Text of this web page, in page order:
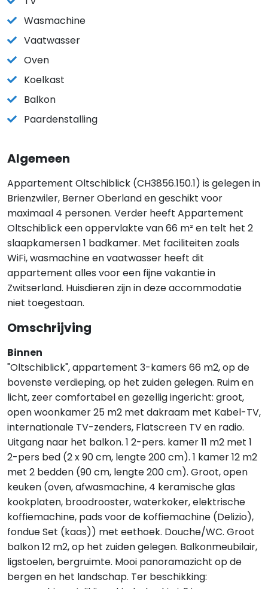
Wasmachine
Vaatwasser
Oven
Koelkast
Balkon
Paardenstalling
Algemeen
Appartement Oltschiblick (CH3856.150.1) is gelegen in
Brienzwiler, Berner Oberland en geschikt voor
maximaal 4 personen. Verder heeft Appartement
Oltschiblick een oppervlakte van 66 m² en telt het 2
slaapkamersen 1 badkamer. Met faciliteiten zoals
WiFi, wasmachine en vaatwasser heeft dit
appartement alles voor een fijne vakantie in
Zwitserland. Huisdieren zijn in deze accommodatie
niet toegestaan.
Omschrijving
Binnen
"Oltschiblick", appartement 3-kamers 66 m2, op de
bovenste verdieping, op het zuiden gelegen. Ruim en
licht, zeer comfortabel en gezellig ingericht: groot,
open woonkamer 25 m2 met dakraam met Kabel-TV,
internationale TV-zenders, Flatscreen TV en radio.
Uitgang naar het balkon. 1 2-pers. kamer 11 m2 met 1
2-pers bed (2 x 90 cm, lengte 200 cm). 1 kamer 12 m2
met 2 bedden (90 cm, lengte 200 cm). Groot, open
keuken (oven, afwasmachine, 4 keramische glas
kookplaten, broodrooster, waterkoker, elektrische
koffiemachine, pads voor de koffiemachine (Delizio),
fondue Set (kaas)) met eethoek. Douche/WC. Groot
balkon 12 m2, op het zuiden gelegen. Balkonmeubilair,
ligstoelen, bergruimte. Mooi panoramazicht op de
bergen en het landschap. Ter beschikking: